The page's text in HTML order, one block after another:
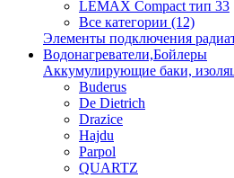
LEMAX Compact тип 33
Все категории (12)
Элементы подключения
Водонагреватели,Бойлеры
Аккумулирующие баки,
Buderus
De Dietrich
Drazice
Hajdu
Parpol
QUARTZ